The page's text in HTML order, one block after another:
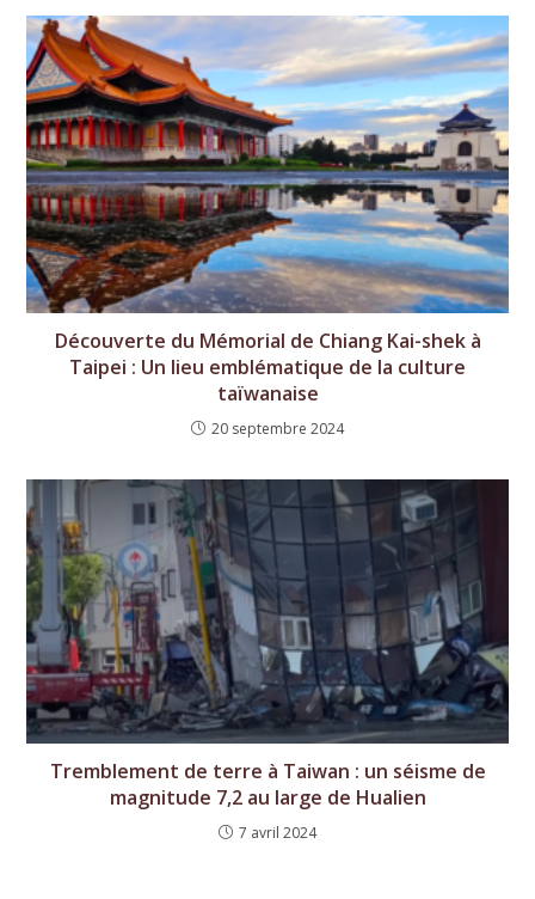
Découverte du Mémorial de Chiang Kai-shek à
Taipei : Un lieu emblématique de la culture
taïwanaise
20 septembre 2024
Tremblement de terre à Taiwan : un séisme de
magnitude 7,2 au large de Hualien
7 avril 2024